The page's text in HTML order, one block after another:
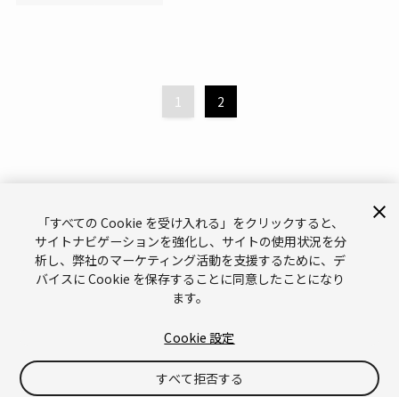
1 2
サポート お問い合わせ
メールマガジン
ブランドガイドライン（英語）
Do Not Sell or Share My Personal Information（英語）
Copyright © 2026 Unity Technologies
「すべての Cookie を受け入れる」をクリックすると、
サイトナビゲーションを強化し、サイトの使用状況を分
析し、弊社のマーケティング活動を支援するために、デ
バイスに Cookie を保存することに同意したことになり
ます。
Cookie 設定
すべて拒否する